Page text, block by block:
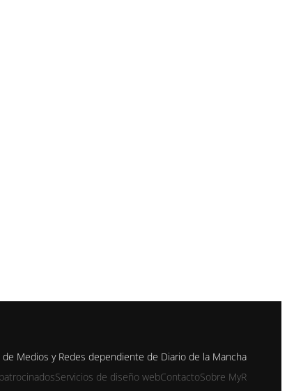
Medios y Redes dependiente de Diario de la Mancha
Servicios de diseño webContactoSobre MyR